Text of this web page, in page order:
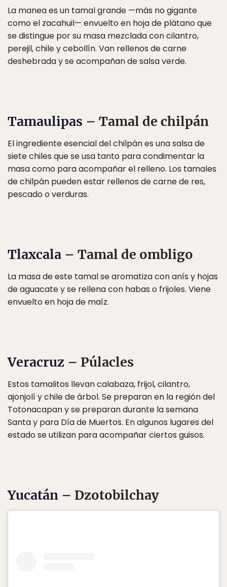
La manea es un tamal grande —más no gigante
como el zacahuil— envuelto en hoja de plátano que
se distingue por su masa mezclada con cilantro,
perejil, chile y cebollín. Van rellenos de carne
deshebrada y se acompañan de salsa verde.
Tamaulipas – Tamal de chilpán
El ingrediente esencial del chilpán es una salsa de
siete chiles que se usa tanto para condimentar la
masa como para acompañar el relleno. Los tamales
de chilpán pueden estar rellenos de carne de res,
pescado o verduras.
Tlaxcala – Tamal de ombligo
La masa de este tamal se aromatiza con anís y hojas
de aguacate y se rellena con habas o frijoles. Viene
envuelto en hoja de maíz.
Veracruz – Púlacles
Estos tamalitos llevan calabaza, frijol, cilantro,
ajonjolí y chile de árbol. Se preparan en la región del
Totonacapan y se preparan durante la semana
Santa y para Día de Muertos. En algunos lugares del
estado se utilizan para acompañar ciertos guisos.
Yucatán – Dzotobilchay